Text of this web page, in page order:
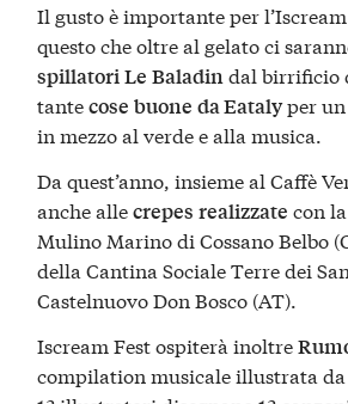
Il gusto è importante per
questo che oltre al gelato ci
spillatoriLe Baladindal birrificio
tantecose buone da Eatalyper un
in mezzo al verde e alla musica.
Da quest’anno, insieme al Caffè
anche allecrepes realizzate con
Mulino Marino di Cossano Belbo
della Cantina Sociale Terre dei
Castelnuovo Don Bosco (AT).
Iscream Fest ospiterà inoltre
compilation musicale illustrata